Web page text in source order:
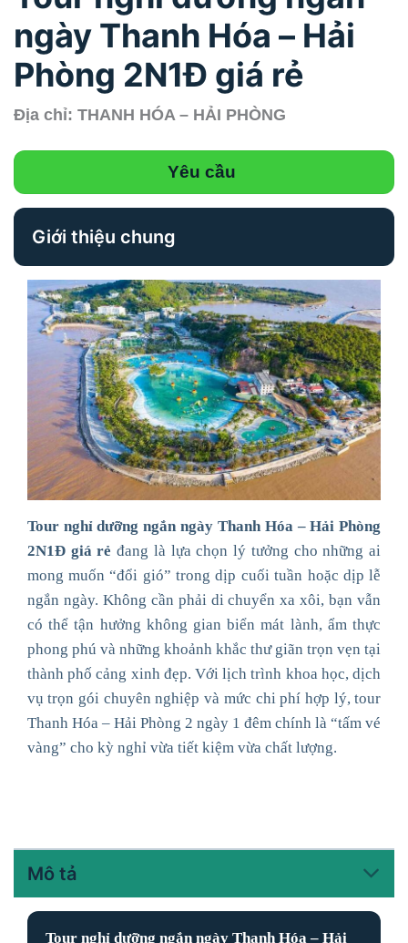
ngày Thanh Hóa – Hải
Phòng 2N1Đ giá rẻ
Địa chỉ: THANH HÓA – HẢI PHÒNG
Yêu cầu
Giới thiệu chung
Tour nghỉ dưỡng ngắn ngày Thanh Hóa – Hải Phòng
2N1Đ giá rẻ đang là lựa chọn lý tưởng cho những ai
mong muốn “đổi gió” trong dịp cuối tuần hoặc dịp lễ
ngắn ngày. Không cần phải di chuyển xa xôi, bạn vẫn
có thể tận hưởng không gian biển mát lành, ẩm thực
phong phú và những khoảnh khắc thư giãn trọn vẹn tại
thành phố cảng xinh đẹp. Với lịch trình khoa học, dịch
vụ trọn gói chuyên nghiệp và mức chi phí hợp lý, tour
Thanh Hóa – Hải Phòng 2 ngày 1 đêm chính là “tấm vé
vàng” cho kỳ nghỉ vừa tiết kiệm vừa chất lượng.
Mô tả
Tour nghỉ dưỡng ngắn ngày Thanh Hóa – Hải